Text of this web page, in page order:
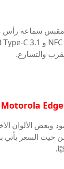
والتسارع.
وبعض الألوان